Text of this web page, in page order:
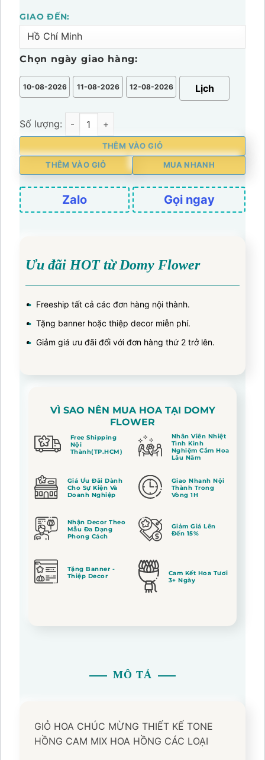
GIAO ĐẾN:
Chọn ngày giao hàng:
10-08-2026 11-08-2026 12-08-2026
GIỎ HOA CHÚC MỪNG THIẾT KẾ TONE HỒNG CAM MIX
THÊM VÀO GIỎ
THÊM VÀO GIỎ MUA NHANH
Zalo Gọi ngay
Ưu đãi HOT từ Domy Flower
Freeship tất cả các đơn hàng nội thành.
Tặng banner hoặc thiệp decor miễn phí.
Giảm giá ưu đãi đối với đơn hàng thứ 2 trở lên.
VÌ SAO NÊN MUA HOA TẠI DOMY
FLOWER
Free Shipping
Nội
Thành(TP.HCM)
Nhân Viên Nhiệt
Tình Kinh
Nghiệm Cắm Hoa
Lâu Năm
Giá Ưu Đãi Dành
Cho Sự Kiện Và
Doanh Nghiệp
Giao Nhanh Nội
Thành Trong
Vòng 1H
Nhận Decor Theo
Mẫu Đa Dạng
Phong Cách
Giảm Giá Lên
Đến 15%
Tặng Banner -
Thiệp Decor
Cam Kết Hoa Tươi
3+ Ngày
MÔ TẢ
GIỎ HOA CHÚC MỪNG THIẾT KẾ TONE
HỒNG CAM MIX HOA HỒNG CÁC LOẠI